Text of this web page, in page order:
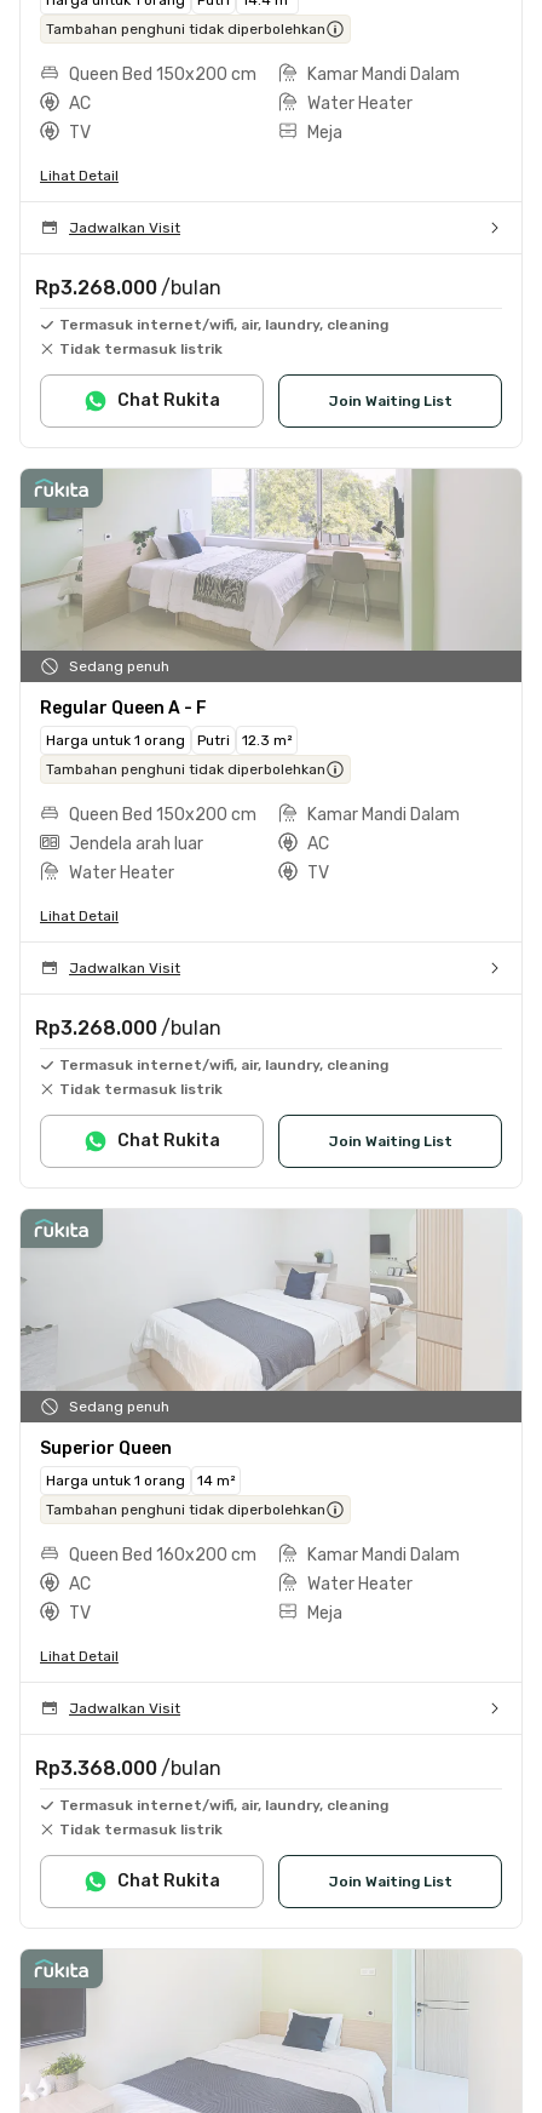
Tambahan penghuni tidak diperbolehkan
Queen Bed 150x200 cm
Kamar Mandi Dalam
AC
Water Heater
TV
Meja
Lihat Detail
Jadwalkan Visit
Rp3.268.000 /bulan
Termasuk internet/wifi, air, laundry, cleaning
Tidak termasuk listrik
Join Waiting List
Chat Rukita
Sedang penuh
Regular Queen A - F
Harga untuk 1 orang Putri
12.3 m²
Tambahan penghuni tidak diperbolehkan
Queen Bed 150x200 cm
Kamar Mandi Dalam
Jendela arah luar
AC
Water Heater
TV
Lihat Detail
Jadwalkan Visit
Rp3.268.000 /bulan
Termasuk internet/wifi, air, laundry, cleaning
Tidak termasuk listrik
Join Waiting List
Chat Rukita
Sedang penuh
Superior Queen
Harga untuk 1 orang
14 m²
Tambahan penghuni tidak diperbolehkan
Queen Bed 160x200 cm
Kamar Mandi Dalam
AC
Water Heater
TV
Meja
Lihat Detail
Jadwalkan Visit
Rp3.368.000 /bulan
Termasuk internet/wifi, air, laundry, cleaning
Tidak termasuk listrik
Join Waiting List
Chat Rukita